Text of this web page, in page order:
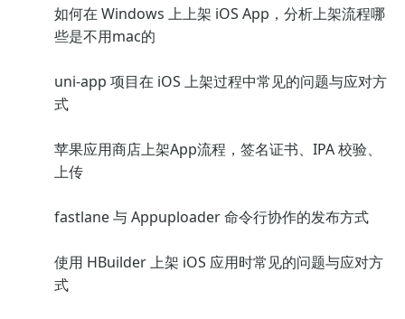
如何在 Windows 上上架 iOS App，分析上架流程哪
些是不用mac的
uni-app 项目在 iOS 上架过程中常见的问题与应对方
式
苹果应用商店上架App流程，签名证书、IPA 校验、
上传
fastlane 与 Appuploader 命令行协作的发布方式
使用 HBuilder 上架 iOS 应用时常见的问题与应对方
式